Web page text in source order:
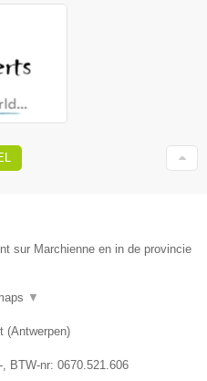
sur Marchienne en in de provincie
▼
(Antwerpen)
- , BTW-nr: 0670.521.606